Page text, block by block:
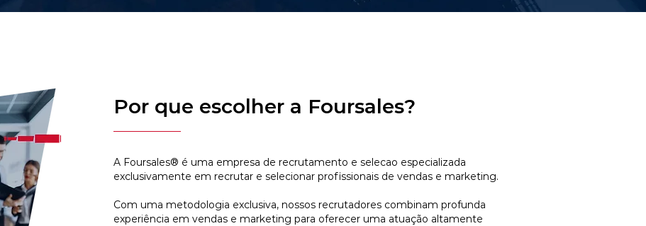
Por que escolher a Foursales?
A Foursales® é uma empresa de recrutamento e selecao especializada
exclusivamente em recrutar e selecionar profissionais de vendas e marketing.
Com uma metodologia exclusiva, nossos recrutadores combinam profunda
experiência em vendas e marketing para oferecer uma atuação altamente